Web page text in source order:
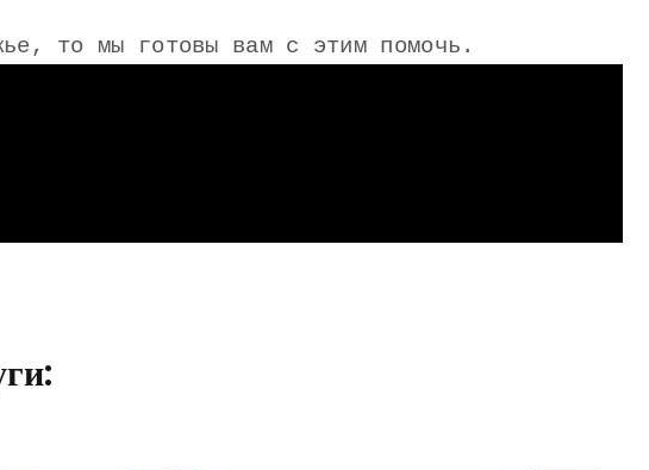
то мы готовы вам с этим помочь.